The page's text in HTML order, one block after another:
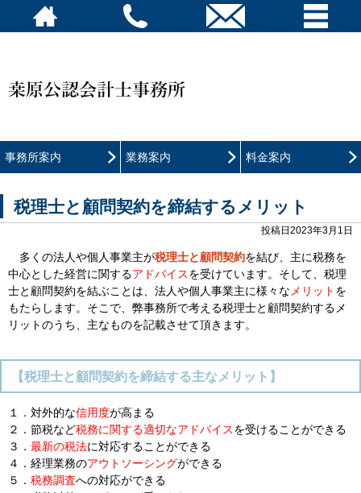
事務所案内 業務案内 料金案内
税理士と顧問契約を締結するメリット
投稿日2023年3月1日
多くの法人や個人事業主が税理士と顧問契約を結び、主に税務を
中心とした経営に関するアドバイスを受けています。そして、税理
士と顧問契約を結ぶことは、法人や個人事業主に様々な メリット を
もたらします。そこで、弊事務所で考える税理士と顧問契約するメ
リットのうち、主なものを記載させて頂きます。
【税理士と顧問契約を締結する主なメリット】
１．対外的な信用度が高まる
２．節税など税務に関する適切なアドバイスを受けることができる
３． 最新の税法に対応することができる
４．経理業務のアウトソーシングができる
５． 税務調査への対応ができる